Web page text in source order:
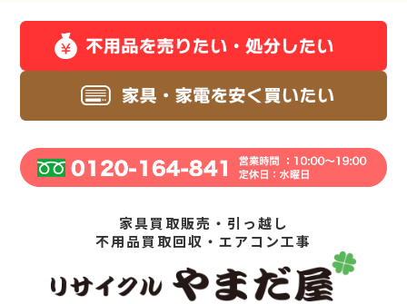
家具買取販売・引っ越し
不用品買取回収・エアコン工事